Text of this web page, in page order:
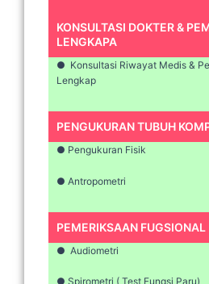
KONSULTASI DOKTER &
LENGKAPA
● Konsultasi Riwayat Medis &
Lengkap
PENGUKURAN TUBUH
● Pengukuran Fisik
● Antropometri
PEMERIKSAAN FUGSIONAL
● Audiometri
● Spirometri ( Test Fungsi Paru)